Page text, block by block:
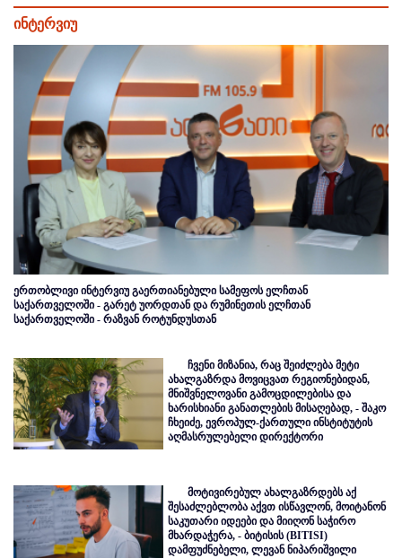
ინტერვიუ
ერთობლივი ინტერვიუ გაერთიანებული სამეფოს ელჩთან
საქართველოში - გარეტ უორდთან და რუმინეთის ელჩთან
საქართველოში - რაზვან როტუნდუსთან
ჩვენი მიზანია, რაც შეიძლება მეტი
ახალგაზრდა მოვიცვათ რეგიონებიდან,
მნიშვნელოვანი გამოცდილებისა და
ხარისხიანი განათლების მისაღებად, - შაკო
ჩხეიძე, ევროპულ-ქართული ინსტიტუტის
აღმასრულებელი დირექტორი
მოტივირებულ ახალგაზრდებს აქ
შესაძლებლობა აქვთ ისწავლონ, მოიტანონ
საკუთარი იდეები და მიიღონ საჭირო
მხარდაჭერა, - ბიტისის (BITISI)
დამფუძნებელი, ლევან ნიპარიშვილი